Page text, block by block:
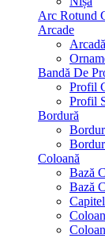
Arc Rotund
Arcade
Bandă De
Profil
Profil
Bordură
Coloană
Bază
Bază